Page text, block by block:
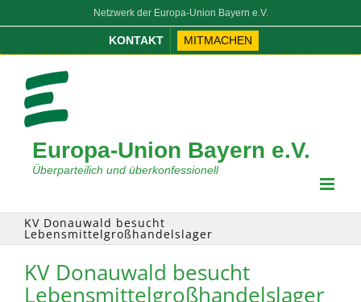
Inhalt
Netzwerk der Europa-Union Bayern e.V.
KONTAKT MITMACHEN
Europa-Union Bayern e.V.
Überparteilich und überkonfessionell
KV Donauwald besucht
Lebensmittelgroßhandelslager
KV Donauwald besucht
Lebensmittelgroßhandelslager